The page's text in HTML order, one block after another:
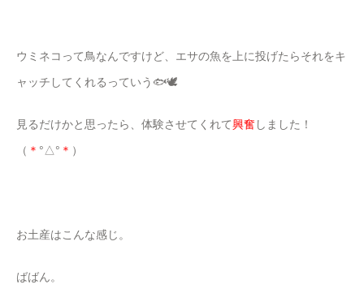
ウミネコって鳥なんですけど、エサの魚を上に投げたらそれをキ
ャッチしてくれるっていう🐟🕊
見るだけかと思ったら、体験させてくれて興奮 しました！
（ ＊ °△° ＊ ）
お土産はこんな感じ。
ばばん。